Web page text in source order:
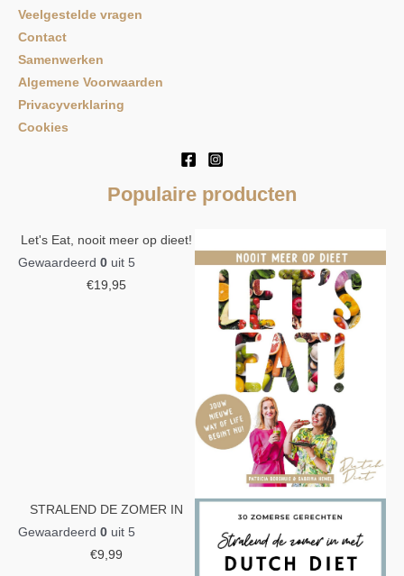
Veelgestelde vragen
Contact
Samenwerken
Algemene Voorwaarden
Privacyverklaring
Cookies
Populaire producten
Let's Eat, nooit meer op dieet!
Gewaardeerd 0 uit 5
€19,95
STRALEND DE ZOMER IN
Gewaardeerd 0 uit 5
€9,99